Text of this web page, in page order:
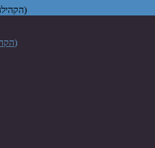
Židovska vjerska zajednica "Bet Israel" u Zagrebu (הקהילה היהודית בית ישראל בקרואטיה)